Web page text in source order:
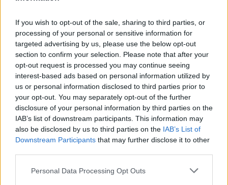
If you wish to opt-out of the sale, sharing to third parties, or
processing of your personal or sensitive information for
targeted advertising by us, please use the below opt-out
section to confirm your selection. Please note that after your
opt-out request is processed you may continue seeing
interest-based ads based on personal information utilized by
us or personal information disclosed to third parties prior to
your opt-out. You may separately opt-out of the further
disclosure of your personal information by third parties on the
IAB’s list of downstream participants. This information may
also be disclosed by us to third parties on the IAB’s List of
Downstream Participants that may further disclose it to other
Personal Data Processing Opt Outs
Χρηματιστήριο Αθηνών:
Εβδομαδιαία άνοδος 1,76%,
κέρδη 23,31% από τις αρχές
του έτους
ΣΚΑΪ: Ολοκληρώθηκε η θητεία
του Γρηγόρη Δημητριάδη - Ο
Γιάννης Αλαφούζος επιστρέφει
Media: Με ενίσχυση 8 εκατ. ευρώ σε 451 επιχειρήσεις ξεκίνησε το
πρόγραμμα στήριξης- Κάλυψη εισφορών ΕΔΟΕΑΠ
μπαταριών για τα υβριδικά της
ευρωπαϊκή